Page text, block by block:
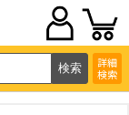
詳細
検索